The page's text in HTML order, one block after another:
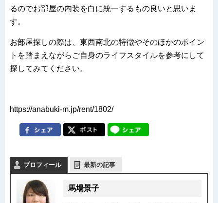
るのでお部屋の内装を白に統一するもの良いと思いま
す。
お部屋探しの際は、東西南北の特徴やそのほかのポイン
トを踏まえながらご自身のライフスタイルを参考にして
探してみてください。
https://anabuki-m.jp/rent/1802/
プロフィール 最新の記事
馬場景子